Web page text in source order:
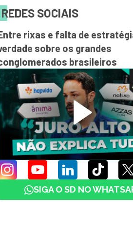
REDES SOCIAIS
rixas e falta de
sobre os grandes
brasileiros
SIGA O SD NO